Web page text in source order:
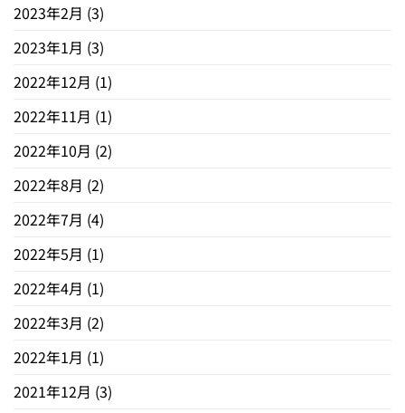
2023年2月 (3)
2023年1月 (3)
2022年12月 (1)
2022年11月 (1)
2022年10月 (2)
2022年8月 (2)
2022年7月 (4)
2022年5月 (1)
2022年4月 (1)
2022年3月 (2)
2022年1月 (1)
2021年12月 (3)